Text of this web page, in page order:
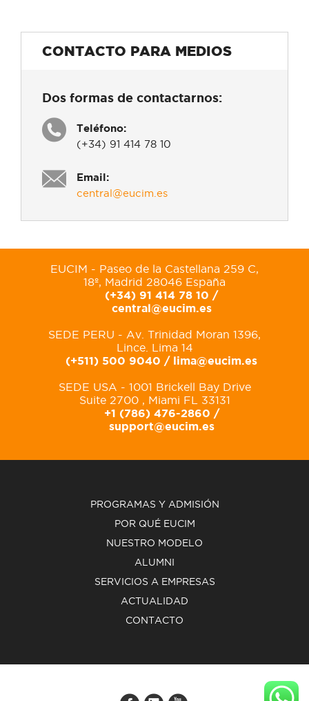
CONTACTO PARA MEDIOS
Dos formas de contactarnos:
Teléfono:
(+34) 91 414 78 10
Email:
central@eucim.es
EUCIM - Paseo de la Castellana 259 C,
18º, Madrid 28046 España
(+34) 91 414 78 10 /
central@eucim.es
SEDE PERU - Av. Trinidad Moran 1396,
Lince. Lima 14
(+511) 500 9040 / lima@eucim.es
SEDE USA - 1001 Brickell Bay Drive
Suite 2700 , Miami FL 33131
+1 (786) 476-2860 /
support@eucim.es
PROGRAMAS Y ADMISIÓN
POR QUÉ EUCIM
NUESTRO MODELO
ALUMNI
SERVICIOS A EMPRESAS
ACTUALIDAD
CONTACTO